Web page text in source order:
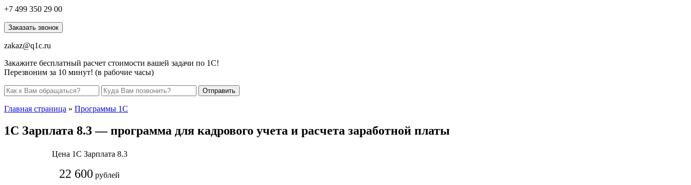
+7 499 350 29 00
Заказать звонок
zakaz@q1c.ru
Закажите бесплатный расчет стоимости вашей задачи по 1С!
Перезвоним за 10 минут! (в рабочие часы)
Отправить
Главная страница » Программы 1С
1С Зарплата 8.3 — программа для кадрового учета и расчета заработной платы
Цена 1С Зарплата 8.3
22 600 рублей